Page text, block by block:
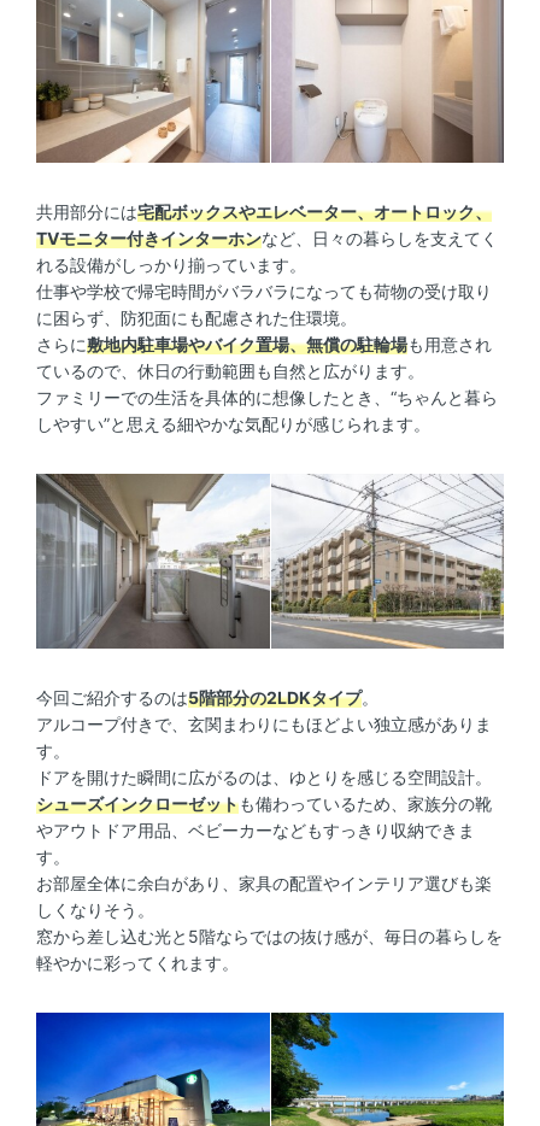
共用部分には宅配ボックスやエレベーター、オートロック、
TVモニター付きインターホンなど、日々の暮らしを支えてく
れる設備がしっかり揃っています。
仕事や学校で帰宅時間がバラバラになっても荷物の受け取り
に困らず、防犯面にも配慮された住環境。
さらに敷地内駐車場やバイク置場、無償の駐輪場も用意され
ているので、休日の行動範囲も自然と広がります。
ファミリーでの生活を具体的に想像したとき、“ちゃんと暮ら
しやすい”と思える細やかな気配りが感じられます。
今回ご紹介するのは5階部分の2LDKタイプ。
アルコープ付きで、玄関まわりにもほどよい独立感がありま
す。
ドアを開けた瞬間に広がるのは、ゆとりを感じる空間設計。
シューズインクローゼットも備わっているため、家族分の靴
やアウトドア用品、ベビーカーなどもすっきり収納できま
す。
お部屋全体に余白があり、家具の配置やインテリア選びも楽
しくなりそう。
窓から差し込む光と5階ならではの抜け感が、毎日の暮らしを
軽やかに彩ってくれます。